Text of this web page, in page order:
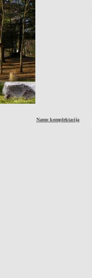
Namo komplektacija